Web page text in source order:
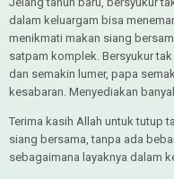
dalam keluargam bisa
menikmati makan siang
satpam komplek. Bersyukur
dan semakin lumer, papa
kesabaran. Menyediakan
Terima kasih Allah untuk tutup
siang bersama, tanpa ada
sebagaimana layaknya dalam